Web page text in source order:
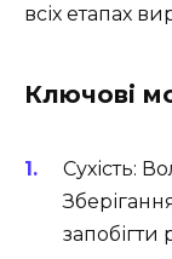
всіх етапах
Ключові
Сухість:
запобігти